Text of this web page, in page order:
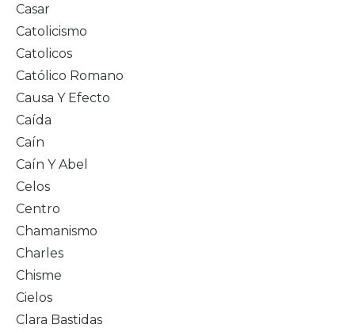
Casar
Catolicismo
Catolicos
Católico Romano
Causa Y Efecto
Caída
Caín
Caín Y Abel
Celos
Centro
Chamanismo
Charles
Chisme
Cielos
Clara Bastidas